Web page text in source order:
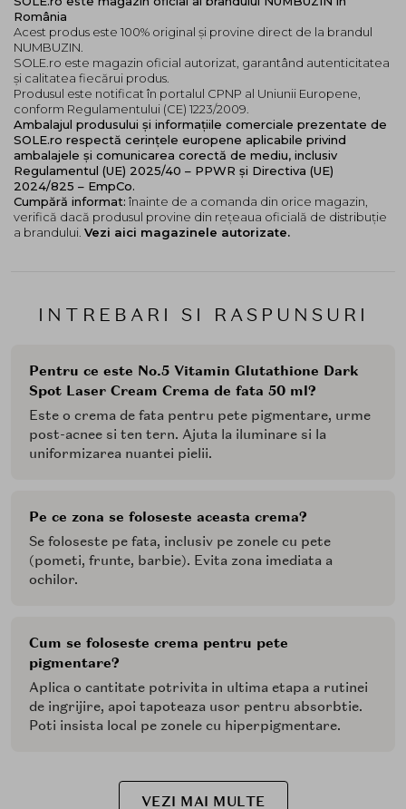
INTREBARI SI RASPUNSURI
Pentru ce este No.5 Vitamin Glutathione Dark
Spot Laser Cream Crema de fata 50 ml?
Este o crema de fata pentru pete pigmentare, urme
post-acnee si ten tern. Ajuta la iluminare si la
uniformizarea nuantei pielii.
Pe ce zona se foloseste aceasta crema?
Se foloseste pe fata, inclusiv pe zonele cu pete
(pometi, frunte, barbie). Evita zona imediata a
ochilor.
Cum se foloseste crema pentru pete
pigmentare?
Aplica o cantitate potrivita in ultima etapa a rutinei
de ingrijire, apoi tapoteaza usor pentru absorbtie.
Poti insista local pe zonele cu hiperpigmentare.
VEZI MAI MULTE
România
Acest produs este 100% original și provine direct de la brandul
NUMBUZIN.
SOLE.ro este magazin oficial autorizat, garantând autenticitatea
și calitatea fiecărui produs.
Produsul este notificat în portalul CPNP al Uniunii Europene,
conform Regulamentului (CE) 1223/2009.
Ambalajul produsului și informațiile comerciale prezentate de
SOLE.ro respectă cerințele europene aplicabile privind
ambalajele și comunicarea corectă de mediu, inclusiv
Regulamentul (UE) 2025/40 – PPWR și Directiva (UE)
2024/825 – EmpCo.
Cumpără informat: înainte de a comanda din orice magazin,
verifică dacă produsul provine din rețeaua oficială de distribuție
a brandului. Vezi aici magazinele autorizate.